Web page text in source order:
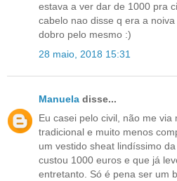
estava a ver dar de 1000 pra
cabelo nao disse q era a
dobro pelo mesmo :)
28 maio, 2018 15:31
Manuela disse...
Eu casei pelo civil, não me
tradicional e muito menos
um vestido sheat lindíssimo
custou 1000 euros e que já
entretanto. Só é pena ser um